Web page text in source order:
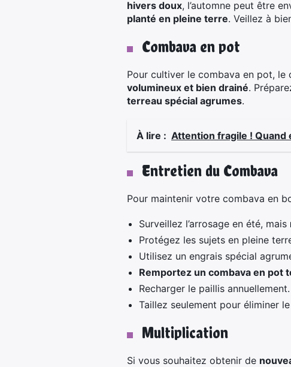
hivers doux, l’automne peut être
planté en pleine terre. Veillez à
Combava en pot
Pour cultiver le combava en pot,
volumineux et bien drainé.
terreau spécial agrumes.
À lire : Attention fragile !
Entretien du Combava
Pour maintenir votre combava en
Surveillez l’arrosage en été, mais
Protégez les sujets en pleine
Utilisez un engrais spécial
Remportez un combava en pot
Recharger le paillis annuellement.
Taillez seulement pour éliminer
Multiplication
Si vous souhaitez obtenir de